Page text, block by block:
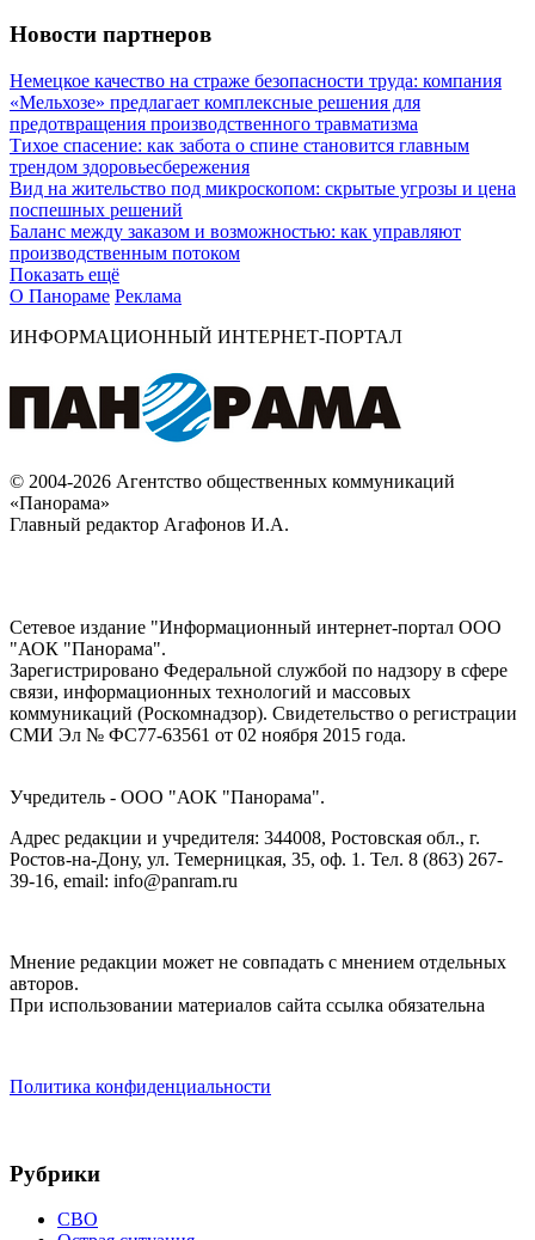
Новости партнеров
Немецкое качество на страже безопасности труда: компания
«Мельхозе» предлагает комплексные решения для
предотвращения производственного травматизма
Тихое спасение: как забота о спине становится главным
трендом здоровьесбережения
Вид на жительство под микроскопом: скрытые угрозы и цена
поспешных решений
Баланс между заказом и возможностью: как управляют
производственным потоком
Показать ещё
О Панораме Реклама
ИНФОРМАЦИОННЫЙ ИНТЕРНЕТ-ПОРТАЛ
© 2004-2026 Агентство общественных коммуникаций
«Панорама»
Главный редактор Агафонов И.А.
Сетевое издание "Информационный интернет-портал ООО
"АОК "Панорама".
Зарегистрировано Федеральной службой по надзору в сфере
связи, информационных технологий и массовых
коммуникаций (Роскомнадзор). Cвидетельство о регистрации
СМИ Эл № ФС77-63561 от 02 ноября 2015 года.
Учредитель - ООО "АОК "Панорама".
Адрес редакции и учредителя: 344008, Ростовская обл., г.
Ростов-на-Дону, ул. Темерницкая, 35, оф. 1. Тел. 8 (863) 267-
39-16, email: info@panram.ru
Мнение редакции может не совпадать с мнением отдельных
авторов.
При использовании материалов сайта ссылка обязательна
Политика конфиденциальности
Рубрики
СВО